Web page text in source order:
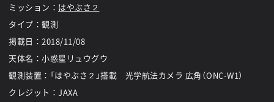
ミッション： はやぶさ２
タイプ：観測
掲載日： 2018/11/08
天体名：小惑星リュウグウ
観測装置：「はやぶさ２」搭載 光学航法カメラ 広角（ONC-W1）
クレジット：JAXA